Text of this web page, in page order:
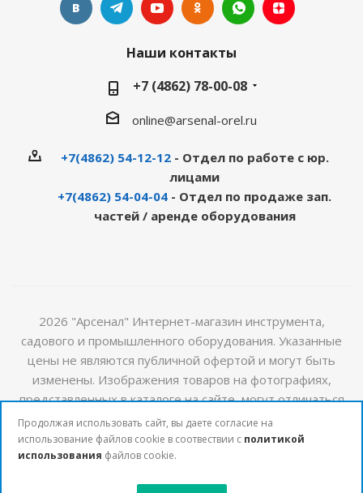
Наши контакты
+7 (4862) 78-00-08
online@arsenal-orel.ru
+7(4862) 54-12-12- Отдел по работе с юр.
лицами
+7(4862) 54-04-04 - Отдел по продаже зап.
частей / аренде оборудования
2026 "Арсенал" Интернет-магазин инструмента,
садового и промышленного оборудования. Указанные
цены не являются публичной офертой и могут быть
изменены. Изображения товаров на фотографиях,
представленных в каталоге на сайте, могут отличаться
от оригиналов. Актуальную информацию о стоимости и
наличии товаров можно получить у наших менеджеров
Продолжая использовать сайт, вы даете согласие на
использование файлов cookie в соотвествии с политикой
использования файлов cookie.